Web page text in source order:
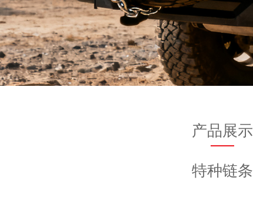
产品展示
特种链条